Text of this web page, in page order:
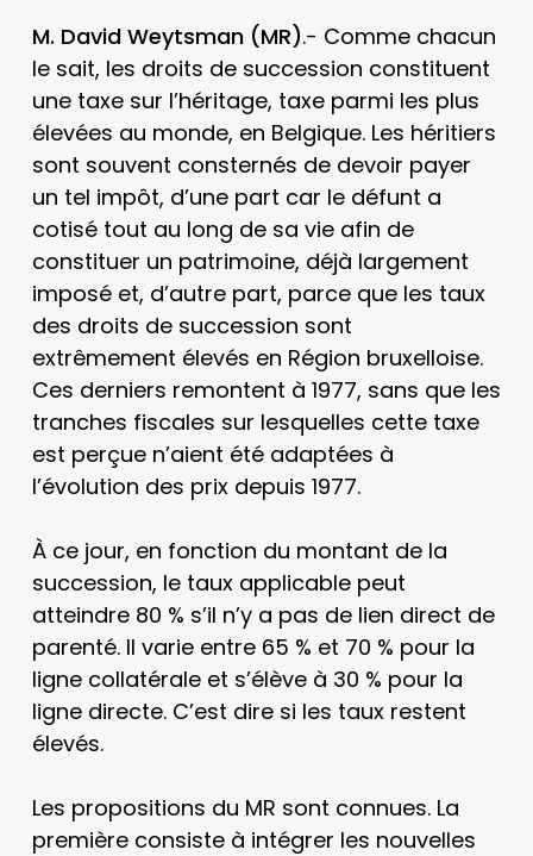
M. David Weytsman (MR).- Comme chacun
le sait, les droits de succession constituent
une taxe sur l’héritage, taxe parmi les plus
élevées au monde, en Belgique. Les héritiers
sont souvent consternés de devoir payer
un tel impôt, d’une part car le défunt a
cotisé tout au long de sa vie afin de
constituer un patrimoine, déjà largement
imposé et, d’autre part, parce que les taux
des droits de succession sont
extrêmement élevés en Région bruxelloise.
Ces derniers remontent à 1977, sans que les
tranches fiscales sur lesquelles cette taxe
est perçue n’aient été adaptées à
l’évolution des prix depuis 1977.
À ce jour, en fonction du montant de la
succession, le taux applicable peut
atteindre 80 % s’il n’y a pas de lien direct de
parenté. Il varie entre 65 % et 70 % pour la
ligne collatérale et s’élève à 30 % pour la
ligne directe. C’est dire si les taux restent
élevés.
Les propositions du MR sont connues. La
première consiste à intégrer les nouvelles